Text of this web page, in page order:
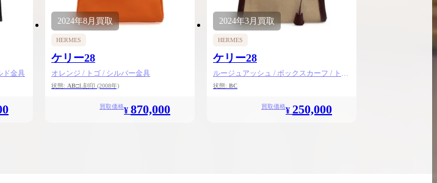
ド金具
2024年8月買取
HERMES
ケリー28
オレンジ / トゴ / シルバー金具
状態: AB□L刻印 (2008年)
買取価格¥ 870,000
2024年3月買取
HERMES
ケリー28
ルージュアッシュ / ボックスカーフ / トワ
ルアッシュ / ゴールド金具
状態: BC
買取価格¥ 250,000